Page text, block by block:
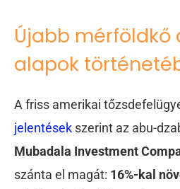
Újabb mérföldkő
alapok
A friss amerikai
jelentések szerint az abu-
Mubadala Investment
szánta el magát: 16%-kal